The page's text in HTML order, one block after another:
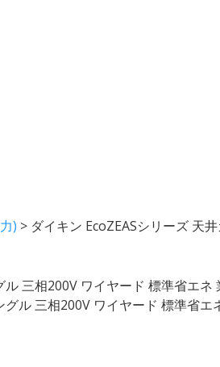
) > ダイキン EcoZEASシリーズ 天
三相200V ワイヤード 標準省エネ